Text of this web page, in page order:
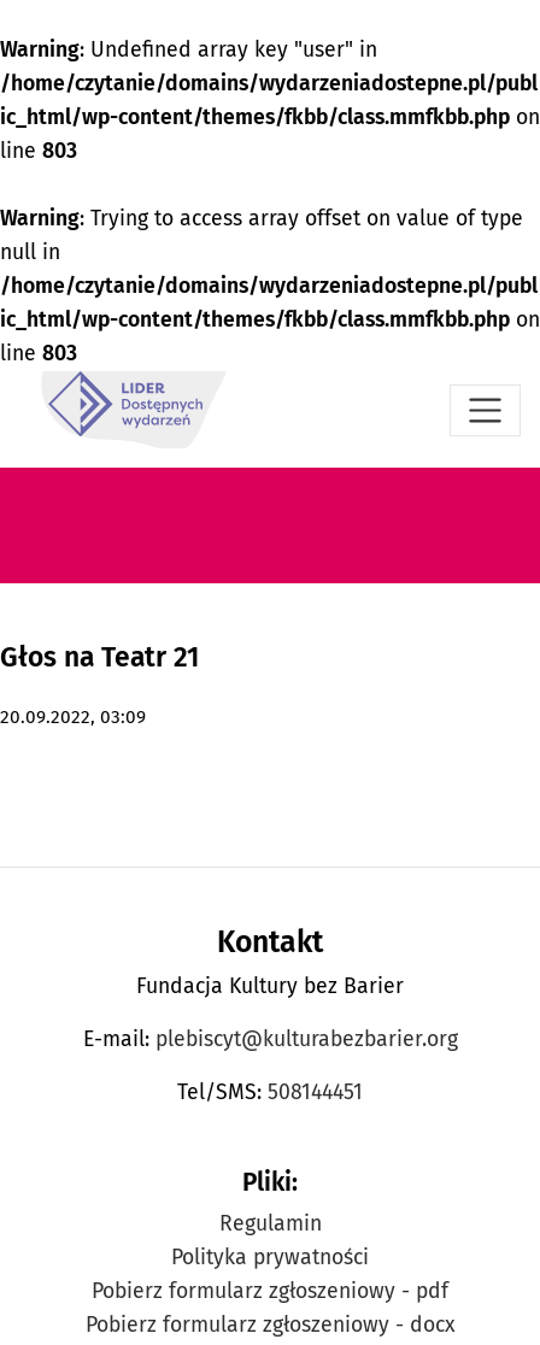
Warning: Undefined array key "user" in
/home/czytanie/domains/wydarzeniadostepne.pl/publ
ic_html/wp-content/themes/fkbb/class.mmfkbb.php on
line 803
Warning: Trying to access array offset on value of type
null in
/home/czytanie/domains/wydarzeniadostepne.pl/publ
ic_html/wp-content/themes/fkbb/class.mmfkbb.php on
line 803
Przejdź do menu dostępności
Przejdź do treści
Przejdź do stopki
Głos na Teatr 21
20.09.2022, godz.
03:09
Kontakt
Fundacja Kultury bez Barier
E-mail: plebiscyt@kulturabezbarier.org
Tel/SMS: 508144451
Pliki:
Regulamin
Polityka prywatności
Pobierz formularz zgłoszeniowy - pdf
Pobierz formularz zgłoszeniowy - docx